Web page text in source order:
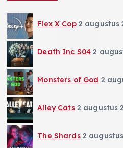
Flex X Cop 2 augustus
Death Inc S04 2
Monsters of God 2
Alley Cats 2 augustus
The Shards 2